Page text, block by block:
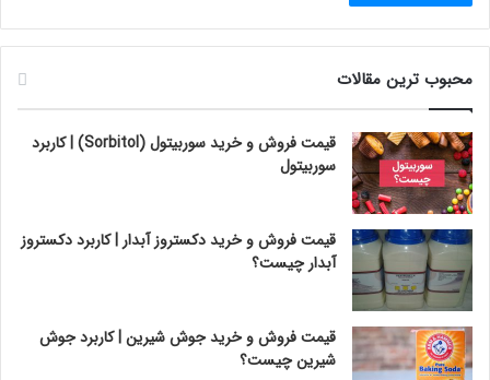
محبوب ترین مقالات
قیمت فروش و خرید سوربیتول (Sorbitol) | کاربرد
سوربیتول
قیمت فروش و خرید دکستروز آبدار | کاربرد دکستروز
آبدار چیست؟
قیمت فروش و خرید جوش شیرین | کاربرد جوش
شیرین چیست؟